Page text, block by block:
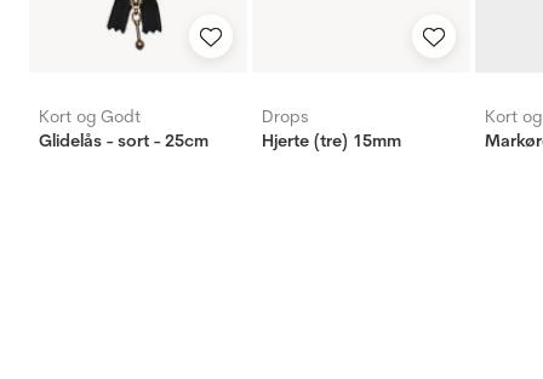
Kort og Godt
Glidelås - sort - 25cm
Drops
Hjerte (tre) 15mm
Kort